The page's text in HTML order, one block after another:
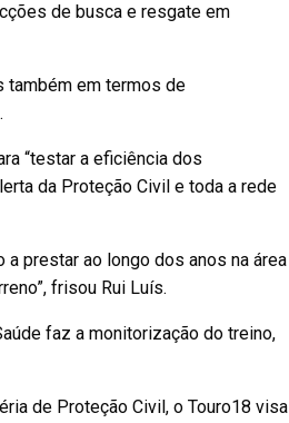
de busca e resgate em
também em termos de
“testar a eficiência dos
da Proteção Civil e toda a rede
prestar ao longo dos anos na área
frisou Rui Luís.
faz a monitorização do treino,
de Proteção Civil, o Touro18 visa